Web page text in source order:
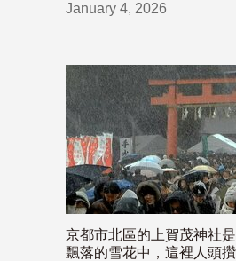
January 4, 2026
京都市北區的上賀茂神社
飄落的雪花中，這裡人頭